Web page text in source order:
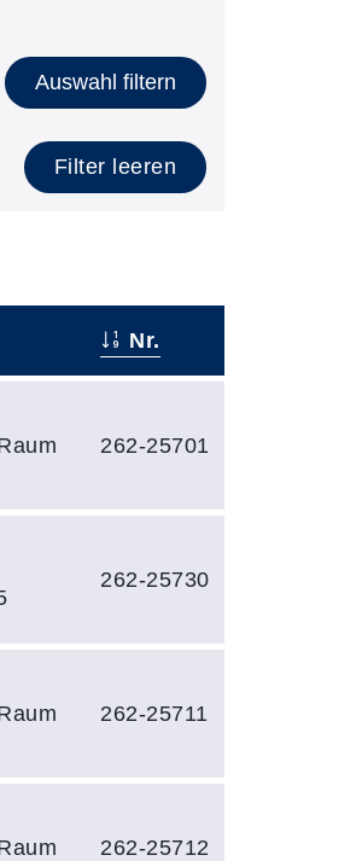
Auswahl filtern
Filter leeren
Nr.
262-25701
262-25730
262-25711
262-25712